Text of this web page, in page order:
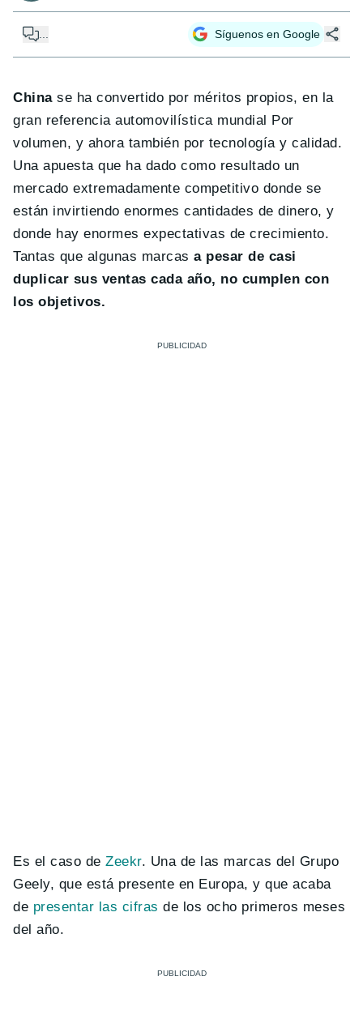
Síguenos en Google
Chinase ha convertido por méritos propios, en la
gran referencia automovilística mundial Por
volumen, y ahora también por tecnología y calidad.
Una apuesta que ha dado como resultado un
mercado extremadamente competitivo donde se
están invirtiendo enormes cantidades de dinero, y
donde hay enormes expectativas de crecimiento.
Tantas que algunas marcasa pesar de casi
duplicar sus ventas cada año, no cumplen con
los objetivos.
Es el caso deZeekr. Una de las marcas del Grupo
Geely, que está presente en Europa, y que acaba
de presentar las cifras de los ocho primeros meses
del año.